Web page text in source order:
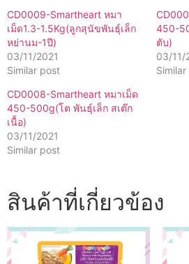
CD0009-Smartheart หมา
เม็ด1.3-1.5Kg(ลูกสุนัขพันธุ์เล็ก
หย่านม-1ปี)
03/11/2021
Similar post
450-
ตับ)
03/11/
CD0008-Smartheart หมาเม็ด
450-500g(โต พันธุ์เล็ก สเต๊ก
เนื้อ)
03/11/2021
Similar post
สินค้าที่เกี่ยวข้อง